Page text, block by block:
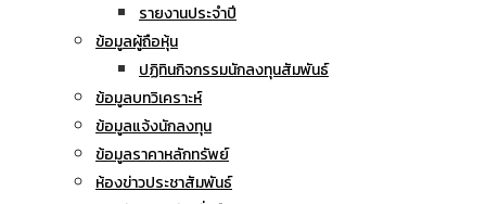
รายงานประจำปี
ข้อมูลผู้ถือหุ้น
ปฏิทินกิจกรรมนักลงทุนสัมพันธ์
ข้อมูลบทวิเคราะห์
ข้อมูลแจ้งนักลงทุน
ข้อมูลราคาหลักทรัพย์
ห้องข่าวประชาสัมพันธ์